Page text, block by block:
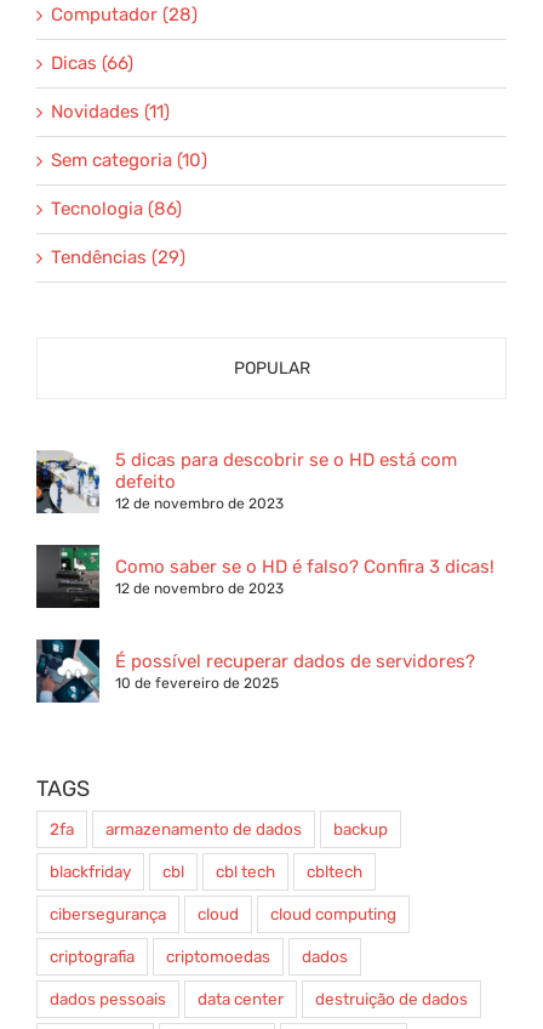
Computador (28)
Dicas (66)
Novidades (11)
Sem categoria (10)
Tecnologia (86)
Tendências (29)
POPULAR
5 dicas para descobrir se o HD está com
defeito
12 de novembro de 2023
Como saber se o HD é falso? Confira 3 dicas!
12 de novembro de 2023
É possível recuperar dados de servidores?
10 de fevereiro de 2025
TAGS
2fa armazenamento de dados backup
blackfriday cbl cbl tech cbltech
cibersegurança cloud cloud computing
criptografia criptomoedas dados
dados pessoais data center destruição de dados